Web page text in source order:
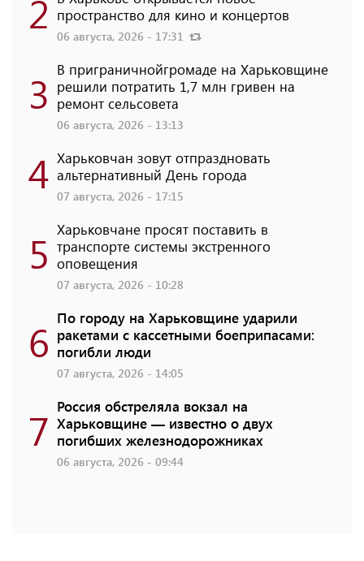
2 пространство для кино и концертов
06 августа, 2026 - 17:31
3 В приграничнойгромаде на Харьковщине
решили потратить 1,7 млн ​​гривен на
ремонт сельсовета
06 августа, 2026 - 13:13
4 Харьковчан зовут отпраздновать
альтернативный День города
07 августа, 2026 - 17:15
5 Харьковчане просят поставить в
транспорте системы экстренного
оповещения
07 августа, 2026 - 10:28
6 По городу на Харьковщине ударили
ракетами с кассетными боеприпасами:
погибли люди
07 августа, 2026 - 14:05
7 Россия обстреляла вокзал на
Харьковщине — известно о двух
погибших железнодорожниках
06 августа, 2026 - 09:44